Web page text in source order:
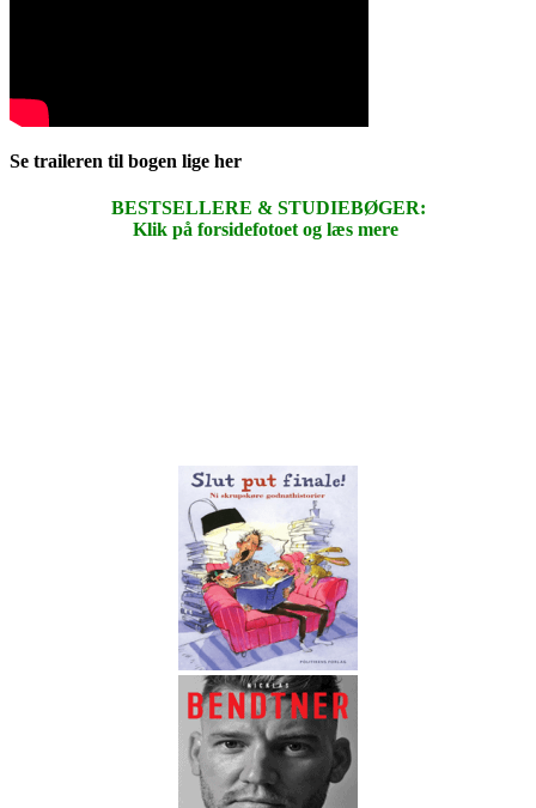
Se traileren til bogen lige her
BESTSELLERE & STUDIEBØGER:
Klik på forsidefotoet og læs mere